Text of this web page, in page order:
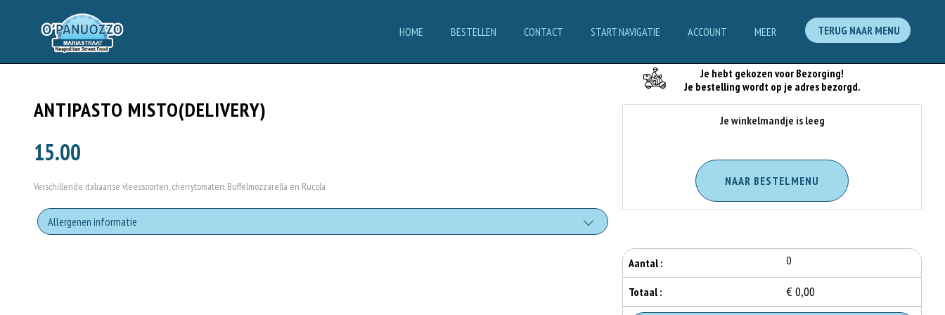
HOME BESTELLEN CONTACT START NAVIGATIE ACCOUNT MEER TERUG NAAR MENU
ANTIPASTO MISTO(DELIVERY)
15.00
Verschillende italiaanse vleessoorten, cherrytomaten, Buffelmozzarella en Rucola
Allergenen informatie
Je hebt gekozen voor Bezorging!
Je bestelling wordt op je adres bezorgd.
Je winkelmandje is leeg
NAAR BESTELMENU
Aantal : 0
Totaal : € 0,00
Je Bestelling